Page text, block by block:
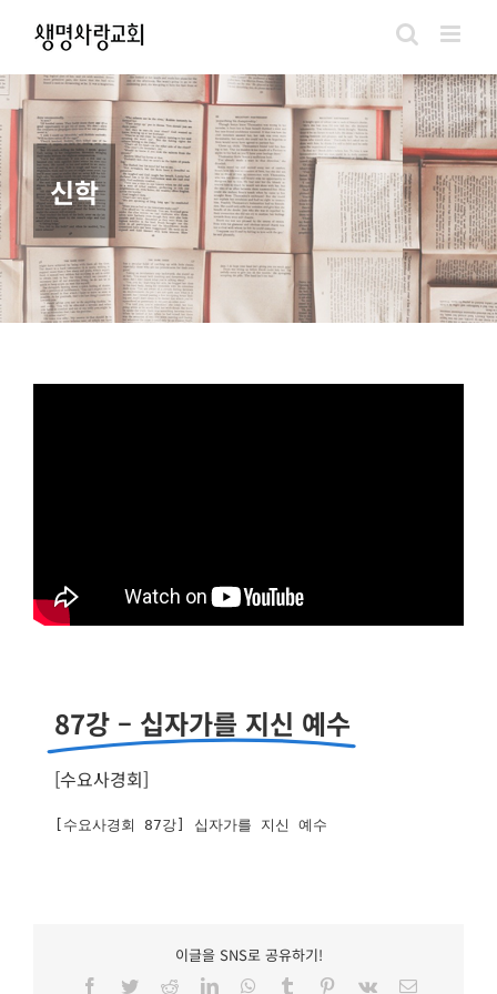
content
신학
87강 – 십자가를 지신 예수
[수요사경회]
[수요사경회 87강] 십자가를 지신 예수
이글을 SNS로 공유하기!
Facebook
TwitterRedditLinkedInWhatsApp
Tumblr Pinterest
Vk 이